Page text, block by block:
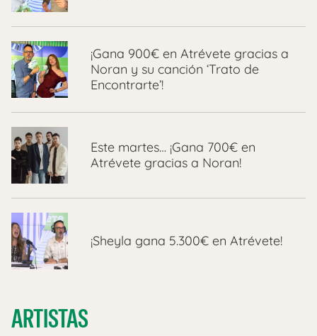
¡Gana 900€ en Atrévete gracias a
Noran y su canción ‘Trato de
Encontrarte’!
Este martes… ¡Gana 700€ en
Atrévete gracias a Noran!
¡Sheyla gana 5.300€ en Atrévete!
ARTISTAS